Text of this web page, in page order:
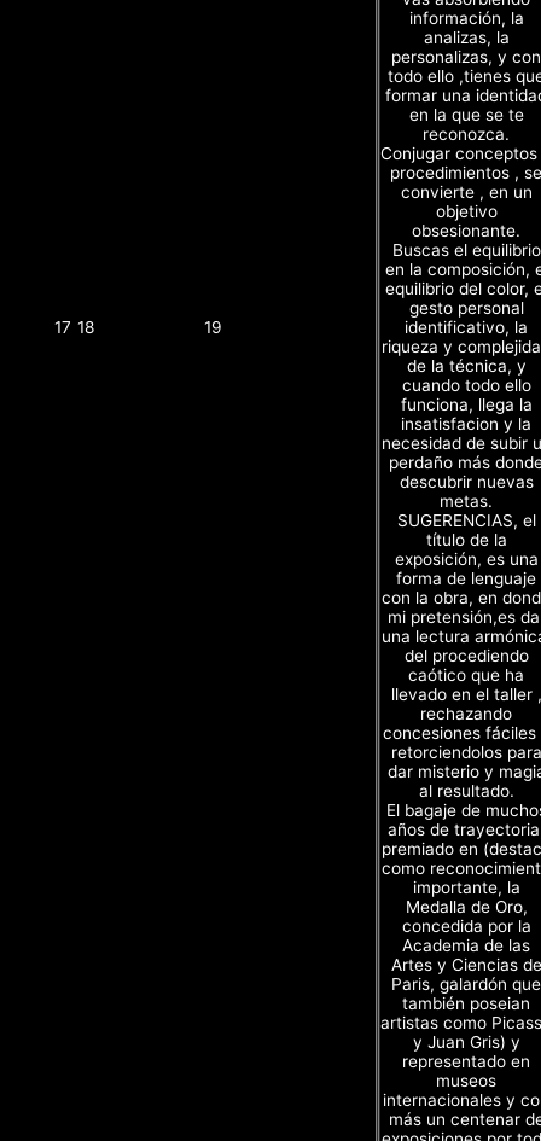
17 18 19
información, la
analizas, la
personalizas, y con
todo ello ,tienes
formar una
en la que se te
reconozca.
Conjugar
procedimientos , se
convierte , en un
objetivo
obsesionante.
Buscas el equilibrio
en la composición,
equilibrio del color,
gesto personal
identificativo, la
riqueza y
de la técnica, y
cuando todo ello
funciona, llega la
insatisfacion y la
necesidad de subir
perdaño más
descubrir nuevas
metas.
SUGERENCIAS, el
título de la
exposición, es una
forma de lenguaje
con la obra, en
mi pretensión,es
una lectura
del procediendo
caótico que ha
llevado en el taller ,
rechazando
concesiones fáciles
retorciendolos para
dar misterio y
al resultado.
El bagaje de
años de
premiado en
como
importante, la
Medalla de Oro,
concedida por la
Academia de las
Artes y Ciencias de
Paris, galardón que
también poseian
artistas como
y Juan Gris) y
representado en
museos
internacionales y
más un centenar